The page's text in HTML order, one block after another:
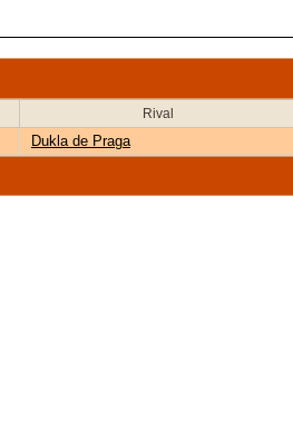
Rival
Dukla de Praga